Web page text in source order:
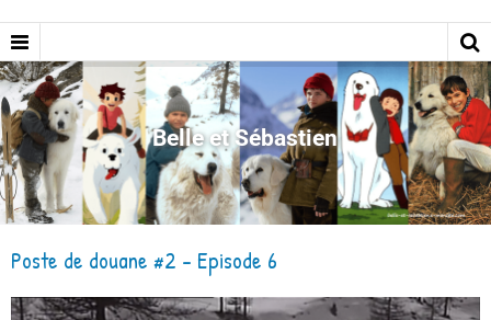
Belle et Sébastien
Poste de douane #2 - Episode 6